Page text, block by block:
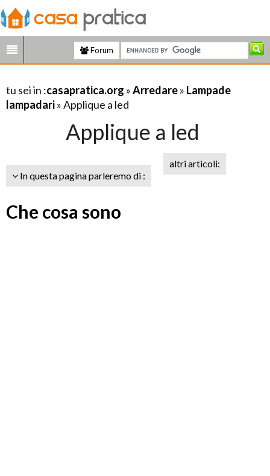
Forum
tu sei in :casapratica.org »Arredare» Lampade
lampadari» Applique a led
Applique a led
In questa pagina parleremo di :
altri articoli:
Che cosa sono